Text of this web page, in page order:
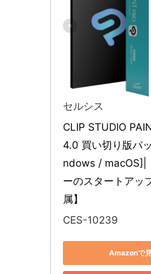
セルシス
CLIP STUDIO
4.0 買い切り版パ
ndows / macOS]|
ーのスタートアッ
属】
CES-10239
Amazonで